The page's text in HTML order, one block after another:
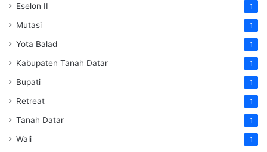
Eselon II 1
Mutasi 1
Yota Balad 1
Kabupaten Tanah Datar 1
Bupati 1
Retreat 1
Tanah Datar 1
Wali 1